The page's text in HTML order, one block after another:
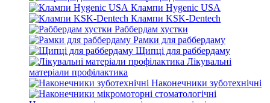
Клампи Hygenic USA
Клампи KSK-Dentech
Раббердам хустки
Рамки для раббердаму
Щипці для раббердаму
Лікувальні
матеріали профілактика
Наконечники зуботехнічні